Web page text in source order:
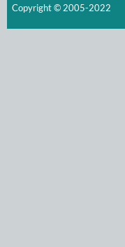
Copyright © 2005-2022